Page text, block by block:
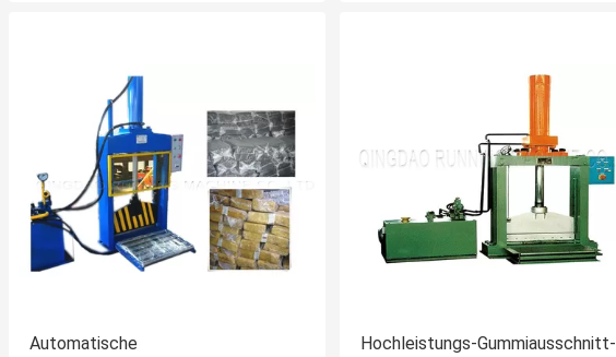
Automatische
Hochleistungs-Gummiausschnitt-